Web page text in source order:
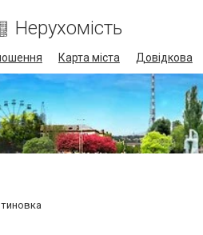
Нерухомість
Карта міста Довідкова